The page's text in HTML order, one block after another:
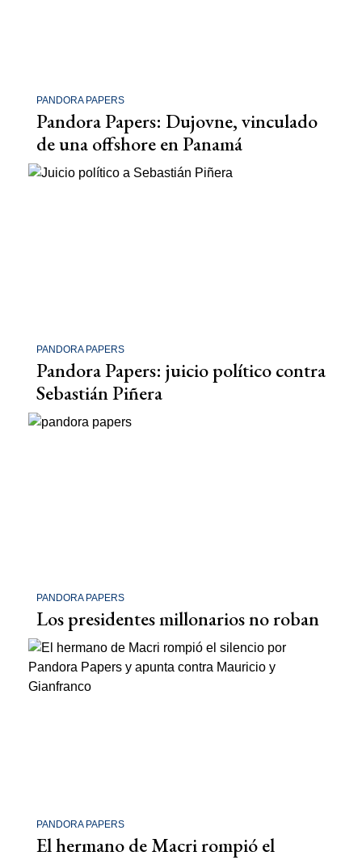
PANDORA PAPERS
Pandora Papers: Dujovne, vinculado
de una offshore en Panamá
PANDORA PAPERS
Pandora Papers: juicio político contra
Sebastián Piñera
PANDORA PAPERS
Los presidentes millonarios no roban
PANDORA PAPERS
El hermano de Macri rompió el